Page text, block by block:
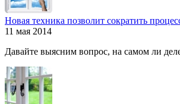
Новая техника позволит сократить
11 мая 2014
Давайте выясним вопрос, на самом ли